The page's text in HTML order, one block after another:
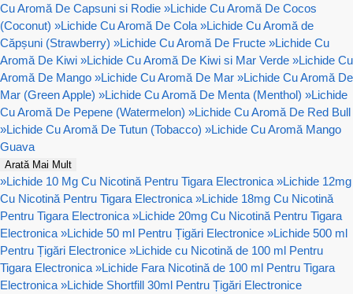
Cu Aromă De Capsuni si Rodie »Lichide Cu Aromă De Cocos
(Coconut) »Lichide Cu Aromă De Cola »Lichide Cu Aromă de
Căpșuni (Strawberry) »Lichide Cu Aromă De Fructe »Lichide Cu
Aromă De Kiwi »Lichide Cu Aromă De Kiwi si Mar Verde »Lichide Cu
Aromă De Mango »Lichide Cu Aromă De Mar »Lichide Cu Aromă De
Mar (Green Apple) »Lichide Cu Aromă De Menta (Menthol) »Lichide
Cu Aromă De Pepene (Watermelon) »Lichide Cu Aromă De Red Bull
»Lichide Cu Aromă De Tutun (Tobacco) »Lichide Cu Aromă Mango
Guava
Arată Mai Mult
»Lichide 10 Mg Cu Nicotină Pentru Tigara Electronica »Lichide 12mg
Cu Nicotină Pentru Tigara Electronica »Lichide 18mg Cu Nicotină
Pentru Tigara Electronica »Lichide 20mg Cu Nicotină Pentru Tigara
Electronica »Lichide 50 ml Pentru Țigări Electronice »Lichide 500 ml
Pentru Țigări Electronice »Lichide cu Nicotină de 100 ml Pentru
Tigara Electronica »Lichide Fara Nicotină de 100 ml Pentru Tigara
Electronica »Lichide Shortfill 30ml Pentru Țigări Electronice